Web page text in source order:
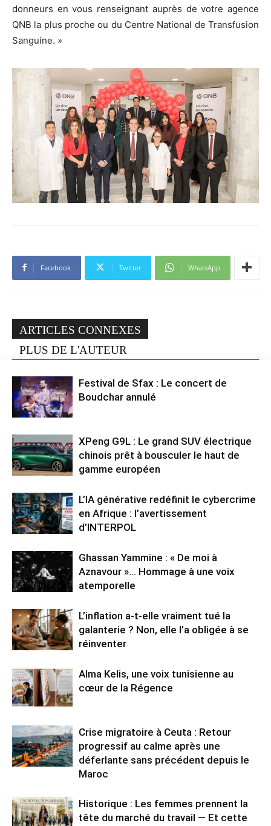
donneurs en vous renseignant auprès de votre agence
QNB la plus proche ou du Centre National de Transfusion
Sanguine. »
Facebook Twitter WhatsApp
ARTICLES CONNEXES
PLUS DE L'AUTEUR
Festival de Sfax : Le concert de
Boudchar annulé
XPeng G9L : Le grand SUV électrique
chinois prêt à bousculer le haut de
gamme européen
L’IA générative redéfinit le cybercrime
en Afrique : l’avertissement
d’INTERPOL
Ghassan Yammine : « De moi à
Aznavour »… Hommage à une voix
atemporelle
L’inflation a-t-elle vraiment tué la
galanterie ? Non, elle l’a obligée à se
réinventer
Alma Kelis, une voix tunisienne au
cœur de la Régence
Crise migratoire à Ceuta : Retour
progressif au calme après une
déferlante sans précédent depuis le
Maroc
Historique : Les femmes prennent la
tête du marché du travail — Et cette